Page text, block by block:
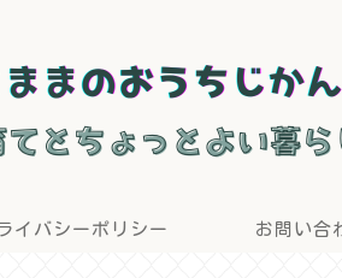
イバシーポリシー お問い合